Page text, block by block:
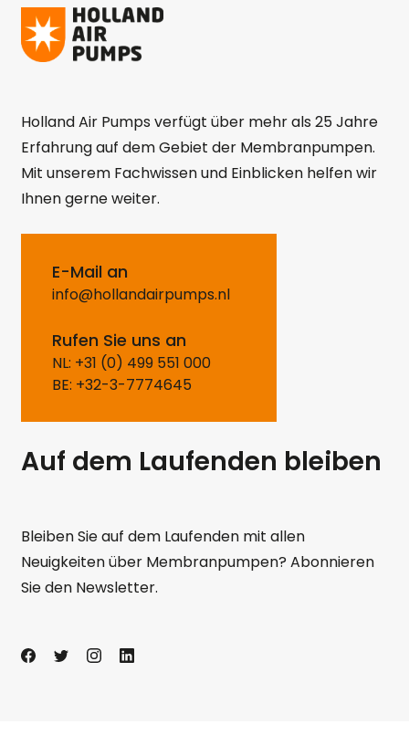
Holland Air Pumps verfügt über mehr als 25 Jahre
Erfahrung auf dem Gebiet der Membranpumpen.
Mit unserem Fachwissen und Einblicken helfen wir
Ihnen gerne weiter.
E-Mail an
info@hollandairpumps.nl
Rufen Sie uns an
NL: +31 (0) 499 551 000
BE: +32-3-7774645
Auf dem Laufenden bleiben
Bleiben Sie auf dem Laufenden mit allen
Neuigkeiten über Membranpumpen? Abonnieren
Sie den Newsletter.